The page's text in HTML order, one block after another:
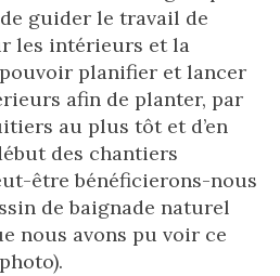
guider le travail de
les intérieurs et la
planifier et lancer
afin de planter, par
au plus tôt et d’en
des chantiers
être bénéficierons-nous
de baignade naturel
nous avons pu voir ce